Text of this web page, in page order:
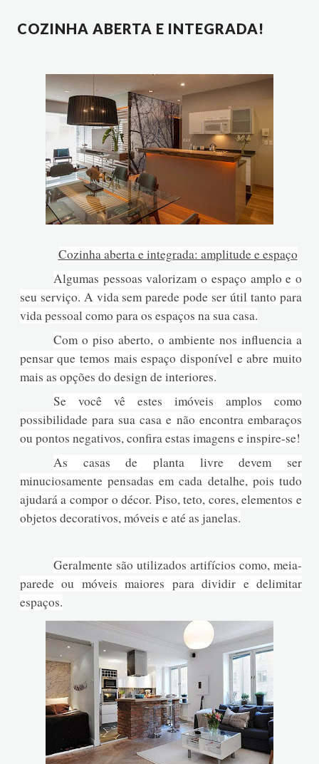
COZINHA ABERTA E INTEGRADA!
Cozinha aberta e integrada: amplitude e espaço
Algumas pessoas valorizam o espaço amplo e o
seu serviço. A vida sem parede pode ser útil tanto para
vida pessoal como para os espaços na sua casa.
Com o piso aberto, o ambiente nos influencia a
pensar que temos mais espaço disponível e abre muito
mais as opções do design de interiores.
Se você vê estes imóveis amplos como
possibilidade para sua casa e não encontra embaraços
ou pontos negativos, confira estas imagens e inspire-se!
As casas de planta livre devem ser
minuciosamente pensadas em cada detalhe, pois tudo
ajudará a compor o décor. Piso, teto, cores, elementos e
objetos decorativos, móveis e até as janelas.
Geralmente são utilizados artifícios como, meia-
parede ou móveis maiores para dividir e delimitar
espaços.